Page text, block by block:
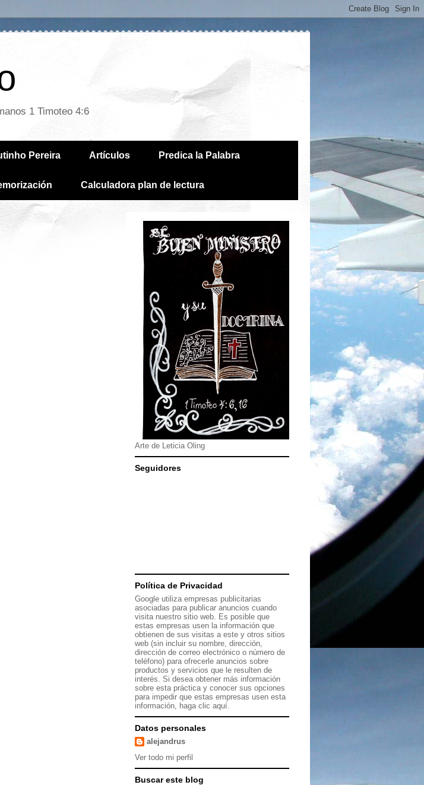
1 Timoteo 4:6
Pereira Artículos Predica la Palabra
Calculadora plan de lectura
Arte de Leticia Oling
Seguidores
Política de Privacidad
Google utiliza empresas publicitarias
asociadas para publicar anuncios cuando
visita nuestro sitio web. Es posible que
estas empresas usen la información que
obtienen de sus visitas a este y otros sitios
web (sin incluir su nombre, dirección,
dirección de correo electrónico o número de
teléfono) para ofrecerle anuncios sobre
productos y servicios que le resulten de
interés. Si desea obtener más información
sobre esta práctica y conocer sus opciones
para impedir que estas empresas usen esta
información, haga clic aquí.
Datos personales
alejandrus
Ver todo mi perfil
Buscar este blog